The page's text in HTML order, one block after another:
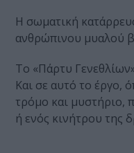
Η σωµατική
ανθρώπινου μυαλού
Tο «Πάρτυ
Kαι σε αυτό το έργο,
τρόμο και μυστήριο,
ή ενός κινήτρου της